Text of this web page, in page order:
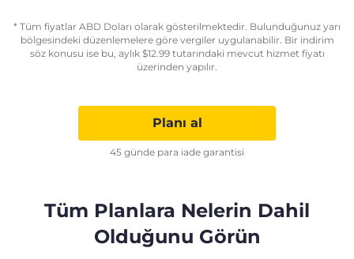
* Tüm fiyatlar ABD Doları olarak gösterilmektedir. Bulunduğunuz yarı
bölgesindeki düzenlemelere göre vergiler uygulanabilir. Bir indirim
söz konusu ise bu, aylık $12.99tutarındaki mevcut hizmet fiyatı
üzerinden yapılır.
Planı al
45 günde para iade garantisi
Tüm Planlara Nelerin Dahil
Olduğunu Görün